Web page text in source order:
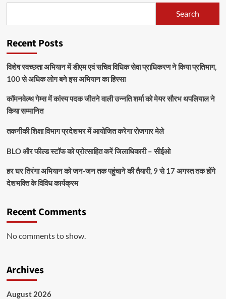
Search
Recent Posts
विशेष स्वच्छता अभियान में डीएम एवं सचिव विधिक सेवा प्राधिकरण ने किया प्रतिभाग,
100 से अधिक लोग बने इस अभियान का हिस्सा
कॉमनवेल्थ गेम्स में कांस्य पदक जीतने वाली उन्नति शर्मा को मेयर सौरभ थपलियाल ने
किया सम्मानित
तकनीकी शिक्षा विभाग प्रदेशभर में आयोजित करेगा रोजगार मेले
BLO और फील्ड स्टॉफ को प्रोत्साहित करें जिलाधिकारी – सीईओ
हर घर तिरंगा अभियान को जन-जन तक पहुंचाने की तैयारी, 9 से 17 अगस्त तक होंगे
देशभक्ति के विविध कार्यक्रम
Recent Comments
No comments to show.
Archives
August 2026